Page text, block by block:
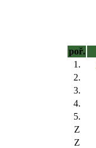
poř.
1.
2.
3.
4.
5.
Z
Z